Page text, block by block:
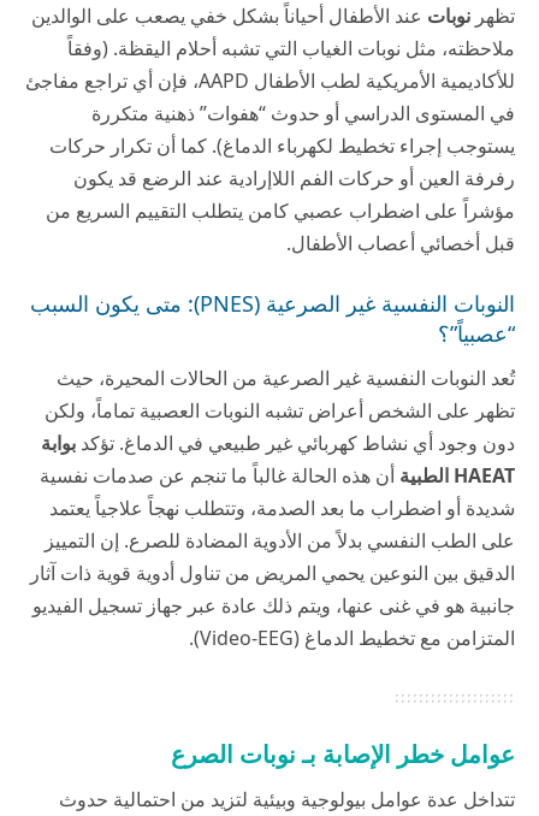
تظهر نوبات عند الأطفال أحياناً بشكل خفي يصعب على الوالدين
ملاحظته، مثل نوبات الغياب التي تشبه أحلام اليقظة. (وفقاً
للأكاديمية الأمريكية لطب الأطفال AAPD، فإن أي تراجع مفاجئ
في المستوى الدراسي أو حدوث “هفوات” ذهنية متكررة
يستوجب إجراء تخطيط لكهرباء الدماغ). كما أن تكرار حركات
رفرفة العين أو حركات الفم اللاإرادية عند الرضع قد يكون
مؤشراً على اضطراب عصبي كامن يتطلب التقييم السريع من
قبل أخصائي أعصاب الأطفال.
النوبات النفسية غير الصرعية (PNES): متى يكون السبب
“عصبياً”؟
تُعد النوبات النفسية غير الصرعية من الحالات المحيرة، حيث
تظهر على الشخص أعراض تشبه النوبات العصبية تماماً، ولكن
دون وجود أي نشاط كهربائي غير طبيعي في الدماغ. تؤكد بوابة
HAEAT الطبية
أن هذه الحالة غالباً ما تنجم عن صدمات نفسية
شديدة أو اضطراب ما بعد الصدمة، وتتطلب نهجاً علاجياً يعتمد
على الطب النفسي بدلاً من الأدوية المضادة للصرع. إن التمييز
الدقيق بين النوعين يحمي المريض من تناول أدوية قوية ذات آثار
جانبية هو في غنى عنها، ويتم ذلك عادة عبر جهاز تسجيل الفيديو
المتزامن مع تخطيط الدماغ (Video-EEG).
عوامل خطر الإصابة بـ نوبات الصرع
تتداخل عدة عوامل بيولوجية وبيئية لتزيد من احتمالية حدوث